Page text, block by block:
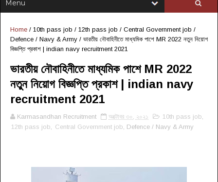
Home / 10th pass job / 12th pass job / Central Government job /
Defence / Navy & Army / ভারতীয় নৌবাহিনীতে মাধ্যমিক পাশে MR 2022 নতুন নিয়োগ
বিজ্ঞপ্তি প্রকাশ | indian navy recruitment 2021
ভারতীয় নৌবাহিনীতে মাধ্যমিক পাশে MR 2022
নতুন নিয়োগ বিজ্ঞপ্তি প্রকাশ | indian navy
recruitment 2021
Karmasandhan Recruitment অক্টোবর ৩০, ২০২১ 10th pass job
12th pass job
Central Government job , Defence / Navy & Army